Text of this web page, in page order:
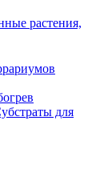
растения,
для